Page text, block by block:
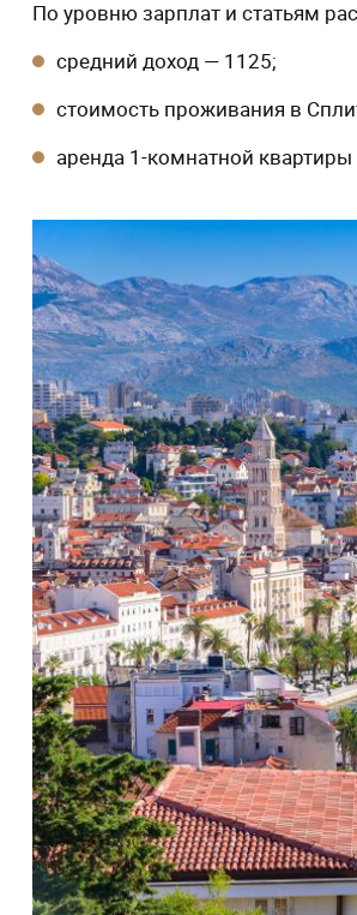
По уровню зарплат и статьям
средний доход — 1125;
стоимость проживания в
аренда 1-комнатной